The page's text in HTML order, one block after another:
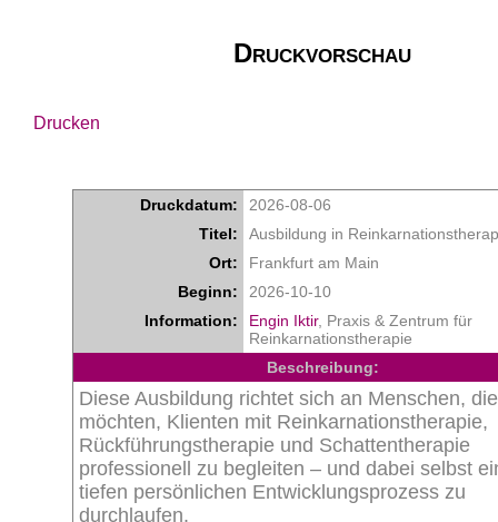
Druckvorschau
Drucken
Druckdatum:
2026-08-06
Titel:
Ausbildung in
Ort:
Frankfurt am Main
Beginn:
2026-10-10
Information:
Engin Iktir, Praxis & Zentrum für
Reinkarnationstherapie
Beschreibung:
Diese Ausbildung richtet sich an Menschen,
möchten, Klienten mit Reinkarnationstherapie,
Rückführungstherapie und Schattentherapie
professionell zu begleiten – und dabei selbst
tiefen persönlichen Entwicklungsprozess zu
durchlaufen.